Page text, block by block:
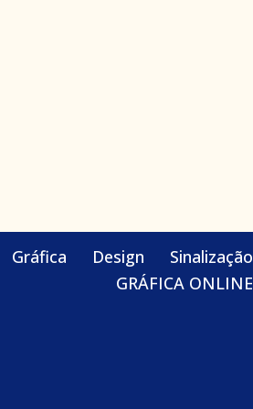
Gráfica Design
Sinalização
GRÁFICA ONLINE